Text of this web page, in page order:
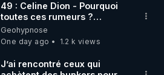
49 : Celine Dion - Pourquoi
toutes ces rumeurs ?
Enquête sous hypnose
Geohypnose
One day ago
1.2 k views
J’ai rencontré ceux qui